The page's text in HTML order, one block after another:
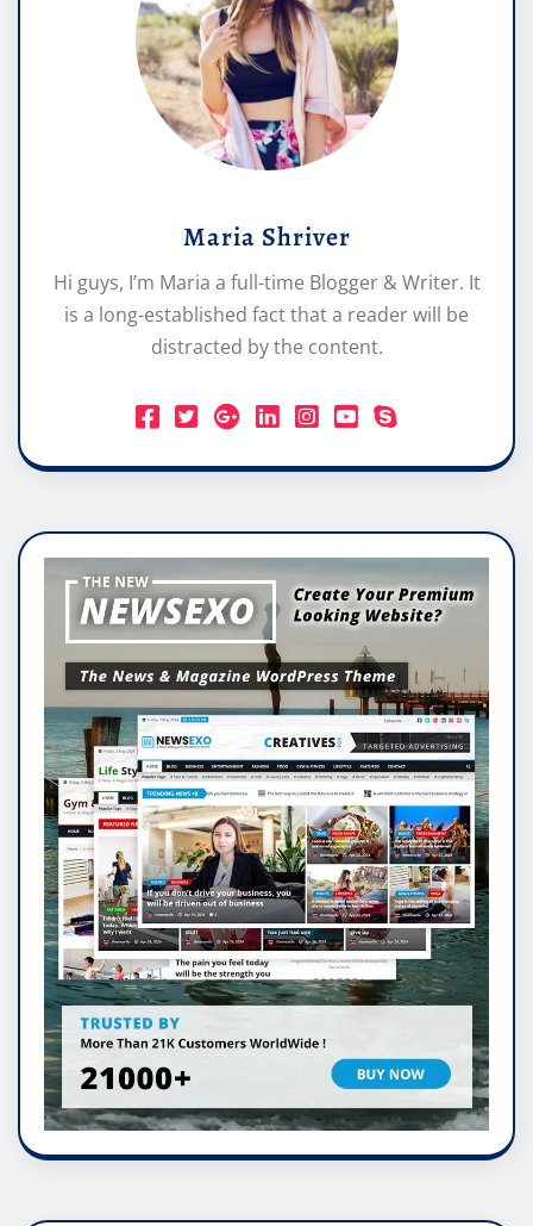
Maria Shriver
Hi guys, I’m Maria a full-time Blogger & Writer. It
is a long-established fact that a reader will be
distracted by the content.